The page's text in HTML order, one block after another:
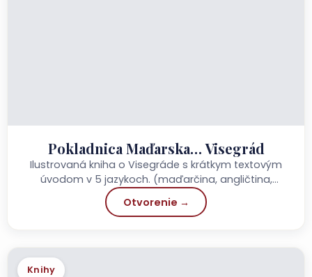
Pokladnica Maďarska… Visegrád
Ilustrovaná kniha o Visegráde s krátkym textovým
úvodom v 5 jazykoch. (maďarčina, angličtina,
nemčina, taliančina, poľština) Vydané: 2012
Vydavateľstvo: Szülőföld Könyvkiadó Stránky:...
Otvorenie →
Knihy